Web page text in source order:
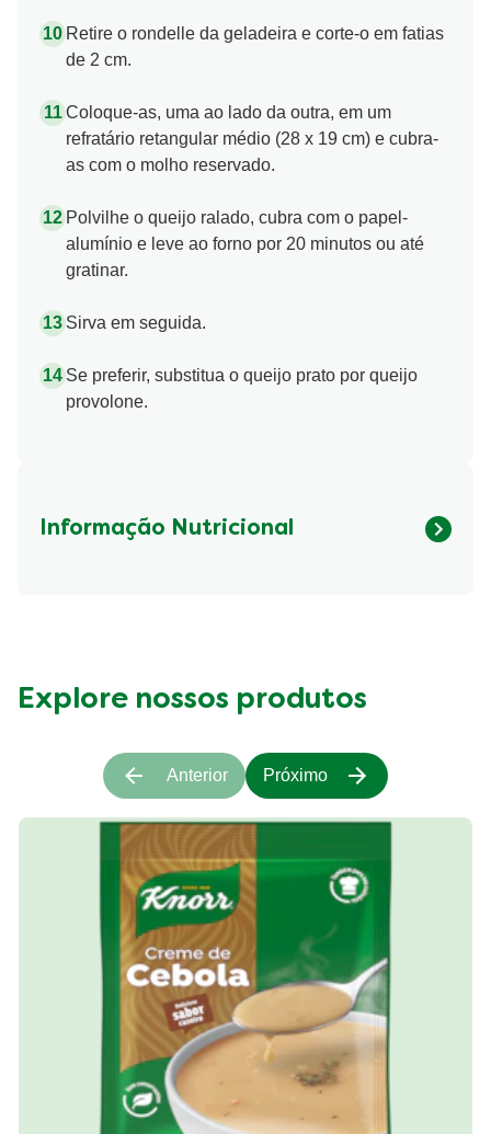
Retire o rondelle da geladeira e corte-o em fatias
de 2 cm.
Coloque-as, uma ao lado da outra, em um
refratário retangular médio (28 x 19 cm) e cubra-
as com o molho reservado.
Polvilhe o queijo ralado, cubra com o papel-
alumínio e leve ao forno por 20 minutos ou até
gratinar.
Sirva em seguida.
Se preferir, substitua o queijo prato por queijo
provolone.
Informação Nutricional
Explore nossos produtos
Anterior Próximo